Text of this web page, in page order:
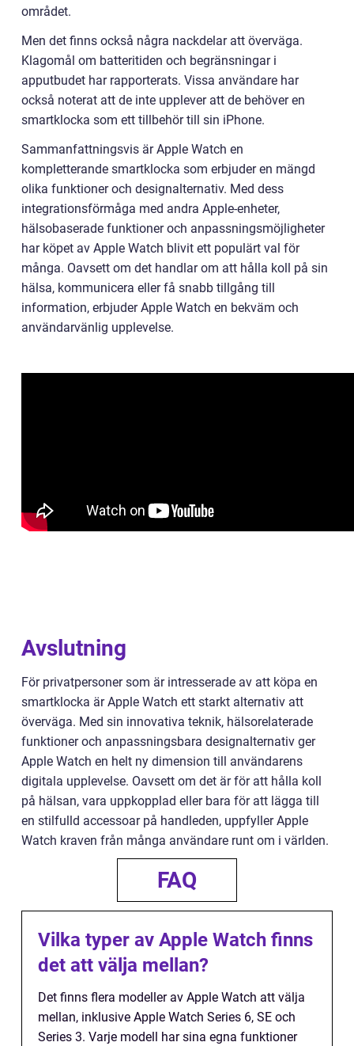
området.
Men det finns också några nackdelar att överväga.
Klagomål om batteritiden och begränsningar i
apputbudet har rapporterats. Vissa användare har
också noterat att de inte upplever att de behöver en
smartklocka som ett tillbehör till sin iPhone.
Sammanfattningsvis är Apple Watch en
kompletterande smartklocka som erbjuder en mängd
olika funktioner och designalternativ. Med dess
integrationsförmåga med andra Apple-enheter,
hälsobaserade funktioner och anpassningsmöjligheter
har köpet av Apple Watch blivit ett populärt val för
många. Oavsett om det handlar om att hålla koll på sin
hälsa, kommunicera eller få snabb tillgång till
information, erbjuder Apple Watch en bekväm och
användarvänlig upplevelse.
Avslutning
För privatpersoner som är intresserade av att köpa en
smartklocka är Apple Watch ett starkt alternativ att
överväga. Med sin innovativa teknik, hälsorelaterade
funktioner och anpassningsbara designalternativ ger
Apple Watch en helt ny dimension till användarens
digitala upplevelse. Oavsett om det är för att hålla koll
på hälsan, vara uppkopplad eller bara för att lägga till
en stilfulld accessoar på handleden, uppfyller Apple
Watch kraven från många användare runt om i världen.
FAQ
Vilka typer av Apple Watch finns
det att välja mellan?
Det finns flera modeller av Apple Watch att välja
mellan, inklusive Apple Watch Series 6, SE och
Series 3. Varje modell har sina egna funktioner